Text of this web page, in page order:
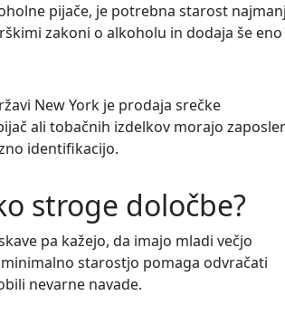
pijače, je potrebna starost najmanj
zakoni o alkoholu in dodaja še eno
New York je prodaja srečke
ali tobačnih izdelkov morajo
identifikacijo.
stroge določbe?
pa kažejo, da imajo mladi večjo
starostjo pomaga odvračati
nevarne navade.